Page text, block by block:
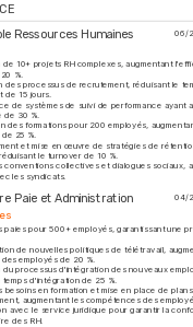
Ressources Humaines
06/
de 10+ projets RH complexes, augmentant
%.
des processus de recrutement, réduisant le
de 15 jours.
de systèmes de suivi de performance ayant
de 30 %.
des formations pour 200 employés,
25 %.
et mise en œuvre de stratégies de
le turnover de 10 %.
conventions collectives et dialogues sociaux,
les syndicats.
Paie et Administration 04/
paies pour 500+ employés, garantissant une
de nouvelles politiques de télétravail,
employés de 20 %.
du processus d'intégration des nouveaux
temps d'intégration de 25 %.
besoins en formation et mise en place de plans
augmentant les compétences des
avec le service juridique pour garantir la
des RH.